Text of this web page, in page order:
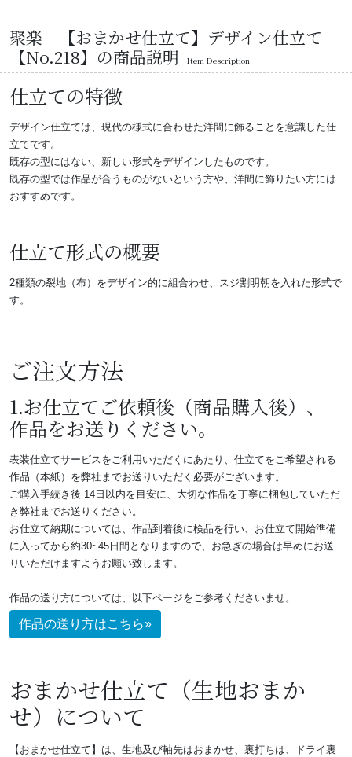
聚楽 【おまかせ仕立て】デザイン仕立て
【No.218】の商品説明
Item Description
仕立ての特徴
デザイン仕立ては、現代の様式に合わせた洋間に飾ることを意識した仕
立てです。
既存の型にはない、新しい形式をデザインしたものです。
既存の型では作品が合うものがないという方や、洋間に飾りたい方には
おすすめです。
仕立て形式の概要
2種類の裂地（布）をデザイン的に組合わせ、スジ割明朝を入れた形式で
す。
ご注文方法
1.お仕立てご依頼後（商品購入後）、
作品をお送りください。
表装仕立てサービスをご利用いただくにあたり、仕立てをご希望される
作品（本紙）を弊社までお送りいただく必要がございます。
ご購入手続き後 14日以内を目安に、大切な作品を丁寧に梱包していただ
き弊社までお送りください。
お仕立て納期については、作品到着後に検品を行い、お仕立て開始準備
に入ってから約30~45日間となりますので、お急ぎの場合は早めにお送
りいただけますようお願い致します。
作品の送り方については、以下ページをご参考くださいませ。
作品の送り方はこちら»
おまかせ仕立て（生地おまか
せ）について
【おまかせ仕立て】は、生地及び軸先はおまかせ 、裏打ちは、ドライ裏